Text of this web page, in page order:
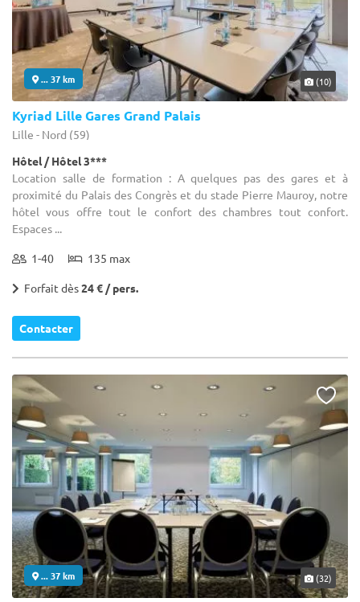
... 37 km (10)
Kyriad Lille Gares Grand Palais
Lille - Nord (59)
Hôtel / Hôtel 3***
Location salle de formation : A quelques pas des gares et à
proximité du Palais des Congrès et du stade Pierre Mauroy, notre
hôtel vous offre tout le confort des chambres tout confort.
Espaces ...
1-40 135 max
Forfait dès24 € / pers.
Contacter
... 37 km (32)